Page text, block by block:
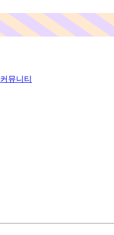
커뮤니티